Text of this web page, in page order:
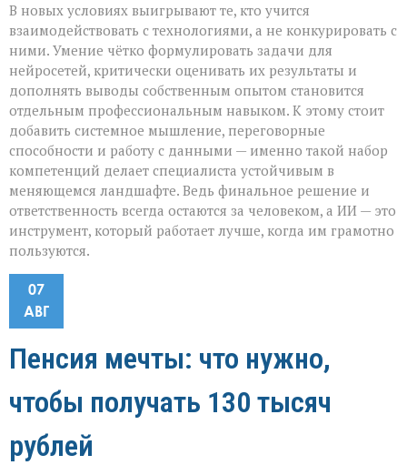
В новых условиях выигрывают те, кто учится
взаимодействовать с технологиями, а не конкурировать с
ними. Умение чётко формулировать задачи для
нейросетей, критически оценивать их результаты и
дополнять выводы собственным опытом становится
отдельным профессиональным навыком. К этому стоит
добавить системное мышление, переговорные
способности и работу с данными — именно такой набор
компетенций делает специалиста устойчивым в
меняющемся ландшафте. Ведь финальное решение и
ответственность всегда остаются за человеком, а ИИ — это
инструмент, который работает лучше, когда им грамотно
пользуются.
07
АВГ
Пенсия мечты: что нужно,
чтобы получать 130 тысяч
рублей